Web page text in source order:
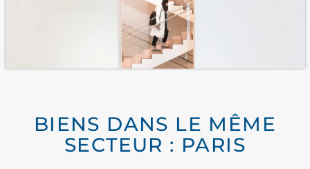
BIENS DANS LE MÊME
SECTEUR : PARIS